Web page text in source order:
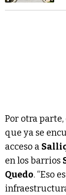
Por otra parte,
que ya se
acceso a
en los barrios
Quedo. “Eso